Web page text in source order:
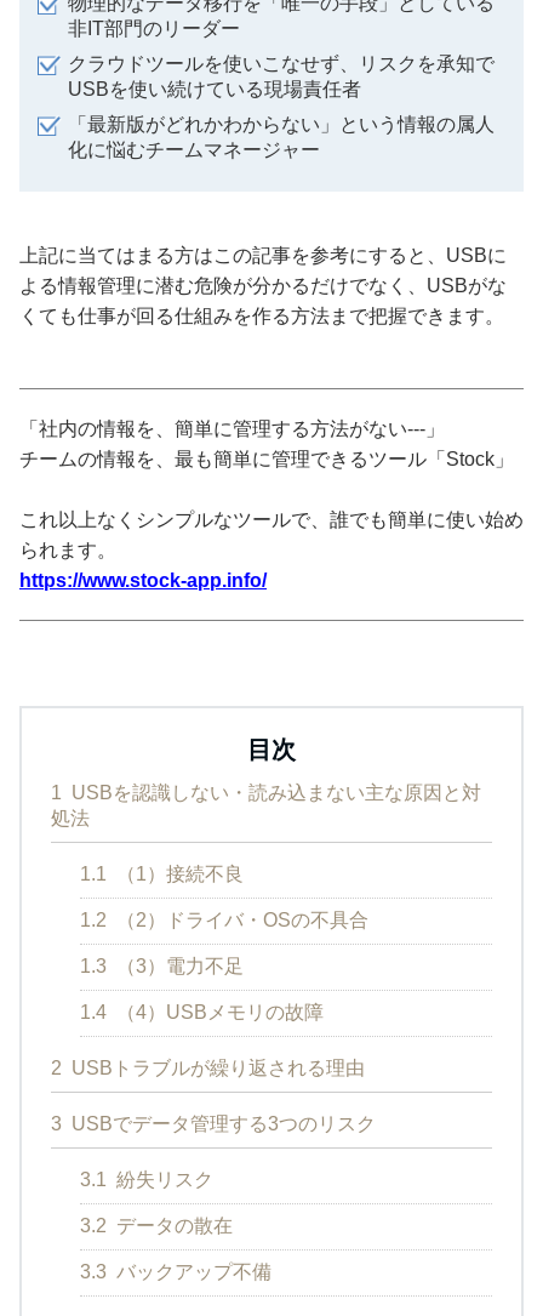
非IT部門のリーダー
クラウドツールを使いこなせず、リスクを承知で
USBを使い続けている現場責任者
「最新版がどれかわからない」という情報の属人
化に悩むチームマネージャー
上記に当てはまる方はこの記事を参考にすると、USBに
よる情報管理に潜む危険が分かるだけでなく、USBがな
くても仕事が回る仕組みを作る方法まで把握できます。
「社内の情報を、簡単に管理する方法がない---」
チームの情報を、最も簡単に管理できるツール「Stock」
これ以上なくシンプルなツールで、誰でも簡単に使い始め
られます。
https://www.stock-app.info/
目次
1 USBを認識しない・読み込まない主な原因と対
処法
1.1 （1）接続不良
1.2 （2）ドライバ・OSの不具合
1.3 （3）電力不足
1.4 （4）USBメモリの故障
2 USBトラブルが繰り返される理由
3 USBでデータ管理する3つのリスク
3.1 紛失リスク
3.2 データの散在
3.3 バックアップ不備